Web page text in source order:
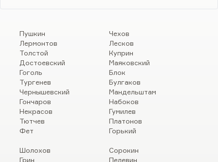
Пушкин
Лермонтов
Толстой
Достоевский
Гоголь
Тургенев
Чернышевский
Гончаров
Некрасов
Тютчев
Фет
Чехов
Лесков
Куприн
Маяковский
Блок
Булгаков
Мандельштам
Набоков
Гумилев
Платонов
Горький
Шолохов
Грин
Сорокин
Пелевин